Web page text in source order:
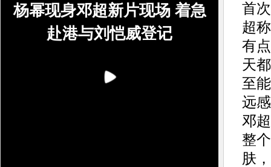
杨幂现身邓超新片现场 着急
赴港与刘恺威登记
首
超
有
天
至
远
邓
整
肤